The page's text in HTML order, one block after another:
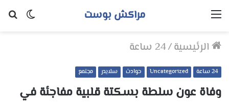
الوضع
مراكش بوست القائمة
الرئيسية/24 ساعة
24 ساعة Uncategorized حوادث سلايدر مجتمع
وفاة عون سلطة بسكتة قلبية مفاجئة في